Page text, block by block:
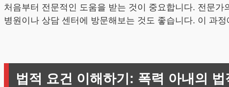
처음부터 전문적인 도움을 받는 것이 중요합니다. 전문
병원이나 상담 센터에 방문해보는 것도 좋습니다. 이 과
법적 요건 이해하기: 폭력 아내의 법